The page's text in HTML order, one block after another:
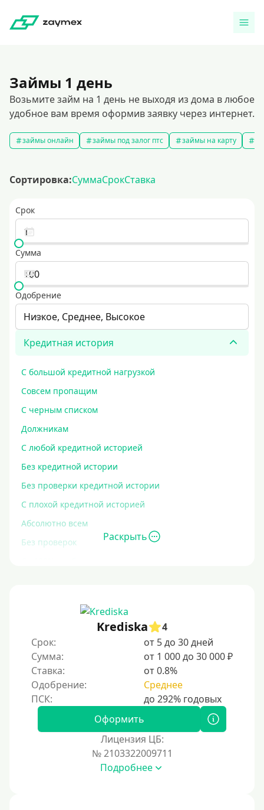
Займы 1 день
Возьмите займ на 1 день не выходя из дома в любое
удобное вам время оформив заявку через интернет.
займы онлайн займы под залог птс займы на карту
Сортировка:СуммаСрокСтавка
Срок
Сумма
Одобрение
Низкое, Среднее, Высокое
Кредитная история
С большой кредитной нагрузкой
Совсем пропащим
С черным списком
Должникам
С любой кредитной историей
Без кредитной истории
Без проверки кредитной истории
С плохой кредитной историей
Абсолютно всем
Без проверок
С просрочками
Залог
Под залог ПТС
Без залога
Под залог недвижимости
Под ПТС по доверенности
Раскрыть
Krediska
4
Срок:
от 5 до 30 дней
Сумма:
от 1 000 до 30 000 ₽
Ставка:
от 0.8%
Одобрение:
Среднее
Оформить
Лицензия ЦБ:
№ 2103322009711
Подробнее